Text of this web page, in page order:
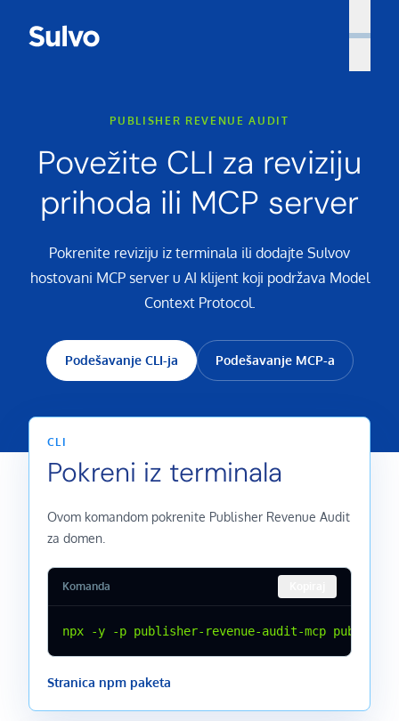
PUBLISHER REVENUE AUDIT
Povežite CLI za reviziju
prihoda ili MCP server
Pokrenite reviziju iz terminala ili dodajte Sulvov
hostovani MCP server u AI klijent koji podržava Model
Context Protocol.
Podešavanje CLI-ja Podešavanje MCP-a
CLI
Pokreni iz terminala
Ovom komandom pokrenite Publisher Revenue Audit
za domen.
Komanda
npx -y -p publisher-revenue-audit-mcp
Stranica npm paketa